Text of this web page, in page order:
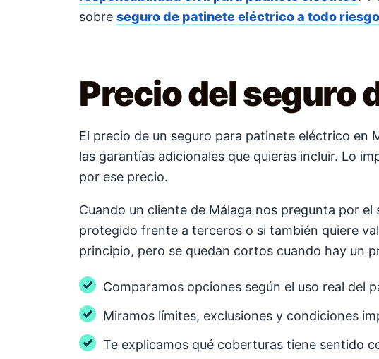
sobre seguro de patinete eléctrico a todo riesgo
Precio del seguro
El precio de un seguro para patinete eléctrico en
las garantías adicionales que quieras incluir. Lo
por ese precio.
Cuando un cliente de Málaga nos pregunta por
protegido frente a terceros o si también quiere
principio, pero se quedan cortos cuando hay un
Comparamos opciones según el uso real del
Miramos límites, exclusiones y condiciones
Te explicamos qué coberturas tiene sentido